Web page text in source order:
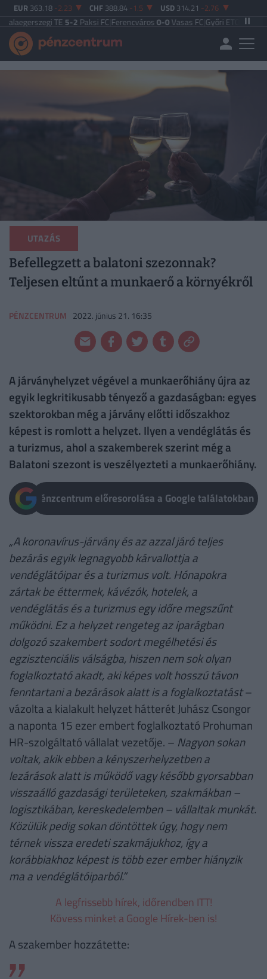
EUR 363.18 -2.23 CHF 388.84 -1.5 USD 314.21 -2.76
TE5-2Paksi FC|Ferencváros0-0Vasas FC|Győri ETO FC4-0
UTAZÁS
Befellegzett a balatoni szezonnak?
Teljesen eltűnt a munkaerő a környékről
PÉNZCENTRUM 2022. június 21. 16:35
A járványhelyzet végével a munkaerőhiány újra az
egyik legkritikusabb tényező a gazdaságban: egyes
szektorokban még a járvány előtti időszakhoz
képest is romlott a helyzet. Ilyen a vendéglátás és
a turizmus, ahol a szakemberek szerint még a
Balatoni szezont is veszélyezteti a munkaerőhiány.
Pénzcentrum előresorolása a Google találatokban
„A koronavírus-járvány és az azzal járó teljes
bezárás egyik legnagyobb kárvallottja a
vendéglátóipar és a turizmus volt. Hónapokra
zártak be éttermek, kávézók, hotelek, a
vendéglátás és a turizmus egy időre megszűnt
működni. Ez a helyzet rengeteg az iparágban
dolgozó szakembert sodort megélhetési és
egzisztenciális válságba, hiszen nem sok olyan
foglalkoztató akadt, aki képes volt hosszú távon
fenntartani a bezárások alatt is a foglalkoztatást–
vázolta a kialakult helyzet hátterét Juhász Csongor
a naponta 15 ezer embert foglalkoztató Prohuman
HR-szolgáltató vállalat vezetője. – Nagyon sokan
voltak, akik ebben a kényszerhelyzetben a
lezárások alatt is működő vagy később gyorsabban
visszaálló gazdasági területeken, szakmákban –
logisztikában, kereskedelemben – vállaltak munkát.
Közülük pedig sokan döntöttek úgy, hogy nem
térnek vissza eredeti szakmájukhoz, így a
korábbiakhoz képest is több ezer ember hiányzik
ma a vendéglátóiparból.”
A legfrissebb hírek, időrendben ITT!
Kövess minket a Google Hírek-ben is!
A szakember hozzátette: